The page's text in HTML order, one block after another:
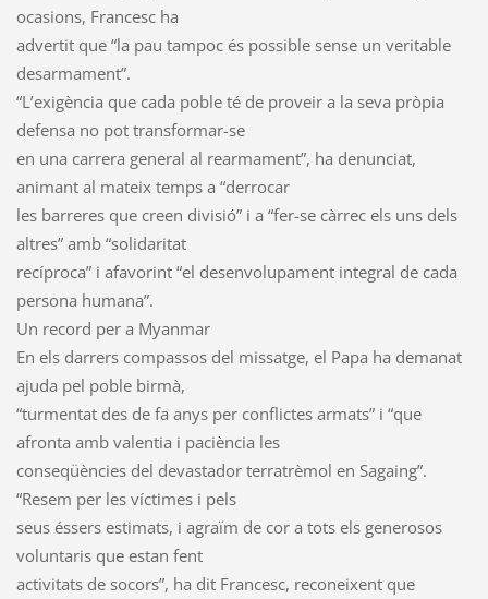
ocasions, Francesc ha
advertit que “la pau tampoc és possible sense un veritable
desarmament”.
“L’exigència que cada poble té de proveir a la seva pròpia
defensa no pot transformar-se
en una carrera general al rearmament”, ha denunciat,
animant al mateix temps a “derrocar
les barreres que creen divisió” i a “fer-se càrrec els uns dels
altres” amb “solidaritat
recíproca” i afavorint “el desenvolupament integral de cada
persona humana”.
Un record per a Myanmar
En els darrers compassos del missatge, el Papa ha demanat
ajuda pel poble birmà,
“turmentat des de fa anys per conflictes armats” i “que
afronta amb valentia i paciència les
conseqüències del devastador terratrèmol en Sagaing”.
“Resem per les víctimes i pels
seus éssers estimats, i agraïm de cor a tots els generosos
voluntaris que estan fent
activitats de socors”, ha dit Francesc, reconeixent que